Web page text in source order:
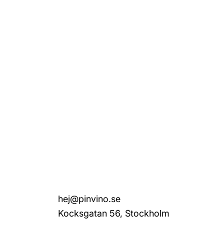
hej@pinvino.se
Kocksgatan 56, Stockholm